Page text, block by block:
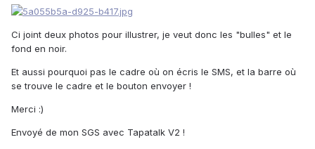
Ci joint deux photos pour illustrer, je veut donc les "bulles" et le
fond en noir.
Et aussi pourquoi pas le cadre où on écris le SMS, et la barre où
se trouve le cadre et le bouton envoyer !
Merci :)
Envoyé de mon SGS avec Tapatalk V2 !